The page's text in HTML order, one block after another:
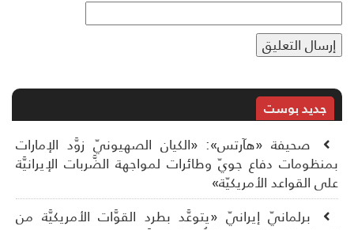
جديد بوست
صحيفة «هآرتس»: «الكيان الصهيونيّ زوَّد الإمارات
دفاع جويّ وطائرات لمواجهة الضَّربات الإيرانيَّة
القواعد الأمريكيّة»
برلمانيّ إيرانيّ «يتوعَّد بطرد القوَّات الأمريكيَّة من